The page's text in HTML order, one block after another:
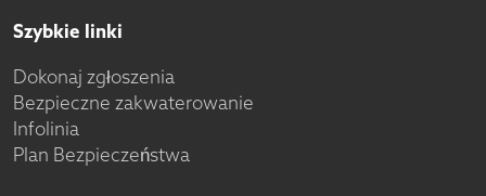
Szybkie linki
Dokonaj zgłoszenia
Bezpieczne zakwaterowanie
Infolinia
Plan Bezpieczeństwa